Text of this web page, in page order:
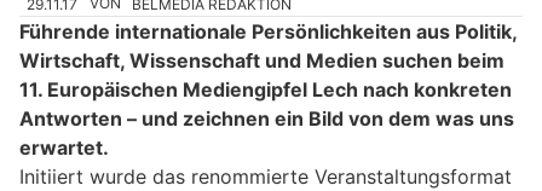
29.11.17 VON BELMEDIA REDAKTION
Führende internationale Persönlichkeiten aus Politik,
Wirtschaft, Wissenschaft und Medien suchen beim
11. Europäischen Mediengipfel Lech nach konkreten
Antworten – und zeichnen ein Bild von dem was uns
erwartet.
Initiiert wurde das renommierte Veranstaltungsformat